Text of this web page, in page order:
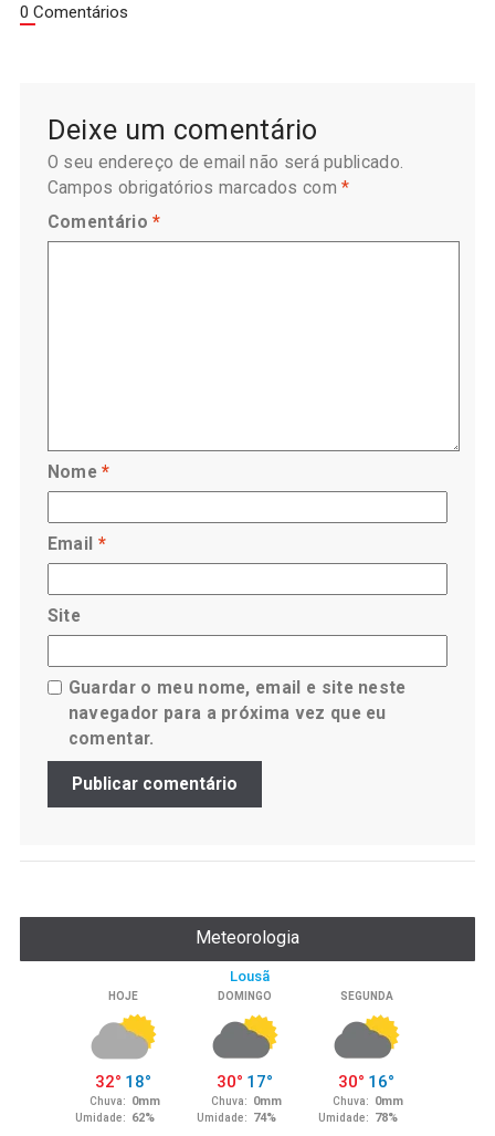
0 Comentários
Deixe um comentário
O seu endereço de email não será publicado.
Campos obrigatórios marcados com*
Comentário*
Nome*
Email *
Site
Guardar o meu nome, email e site neste
navegador para a próxima vez que eu
comentar.
Meteorologia